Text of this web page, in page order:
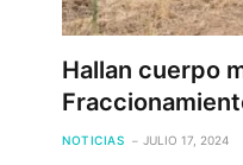
Hallan cuerpo
NOTICIAS JULIO 17, 2024